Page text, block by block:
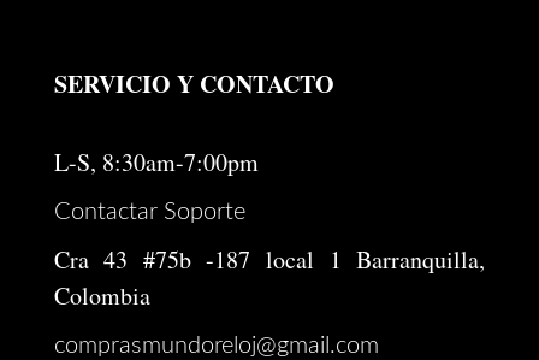
SERVICIO Y CONTACTO
L-S, 8:30am-7:00pm
Contactar Soporte
Cra 43 #75b -187 local 1 Barranquilla,
Colombia
comprasmundoreloj@gmail.com